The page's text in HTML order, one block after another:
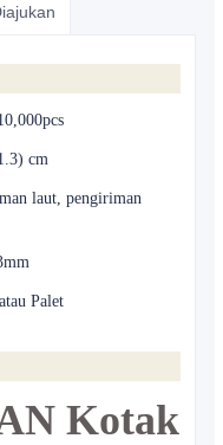
cm
laut, pengiriman
Palet
Kotak